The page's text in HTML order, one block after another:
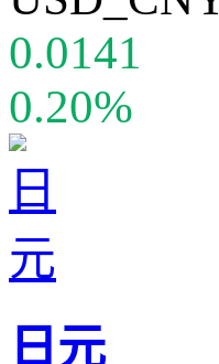
0.0141
0.20%
日元